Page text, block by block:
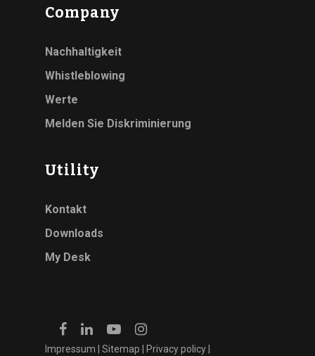
Company
Nachhaltigkeit
Whistleblowing
Werte
Melden Sie Diskriminierung
Utility
Kontakt
Downloads
My Desk
Impressum Sitemap Privacy policy